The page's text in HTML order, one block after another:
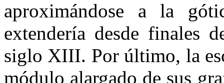
aproximándose a la
extendería desde finales
siglo XIII. Por último, la
módulo alargado de sus